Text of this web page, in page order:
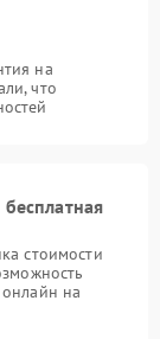
на
что
стоимости
на